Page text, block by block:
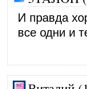
И правда
все одни и